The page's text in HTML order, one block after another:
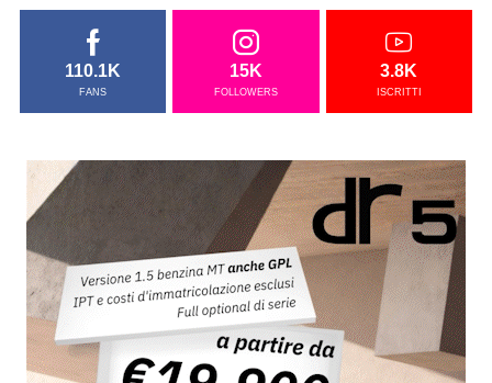
110.1K
FANS
15K
FOLLOWERS
3.8K
ISCRITTI